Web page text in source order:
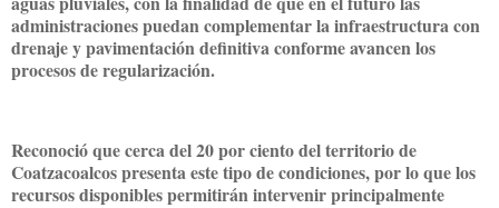
administraciones puedan complementar la infraestructura con
drenaje y pavimentación definitiva conforme avancen los
procesos de regularización.
Reconoció que cerca del 20 por ciento del territorio de
Coatzacoalcos presenta este tipo de condiciones, por lo que los
recursos disponibles permitirán intervenir principalmente